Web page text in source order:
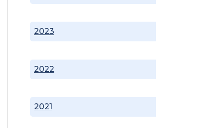
2021
2022
2023